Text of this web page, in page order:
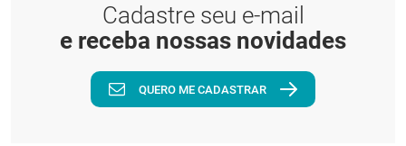
Cadastre seu e-mail
e receba nossas novidades
QUERO ME CADASTRAR